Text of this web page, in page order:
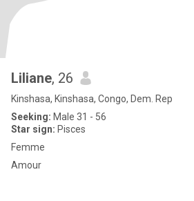
Liliane, 26
Kinshasa, Kinshasa, Congo, Dem. Rep
Seeking: Male 31 - 56
Star sign: Pisces
Femme
Amour